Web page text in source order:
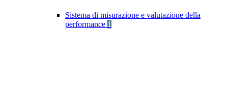
Sistema di misurazione e valutazione della
performance 1